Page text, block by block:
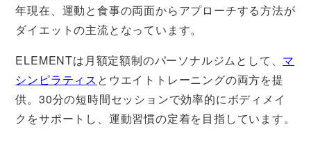
年現在、運動と食事の両面からアプローチする方法が
ダイエットの主流となっています。
ELEMENTは月額定額制のパーソナルジムとして、 マ
シンピラティス とウエイトトレーニングの両方を提
供。30分の短時間セッションで効率的にボディメイ
クをサポートし、運動習慣の定着を目指しています。